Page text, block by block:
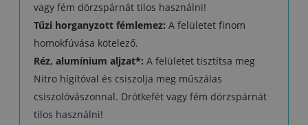
vagy fém dörzspárnát tilos használni!
Tűzi horganyzott fémlemez: A felületet finom
homokfúvása kötelező.
Réz, alumínium aljzat*: A felületet tisztítsa meg
Nitro hígítóval és csiszolja meg műszálas
csiszolóvászonnal. Drótkefét vagy fém dörzspárnát
tilos használni!